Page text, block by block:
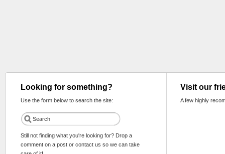
Looking for something?
Use the form below to search the site:
Still not finding what you're looking for? Drop a
comment on a post or contact us so we can take
Visit our
A few highly